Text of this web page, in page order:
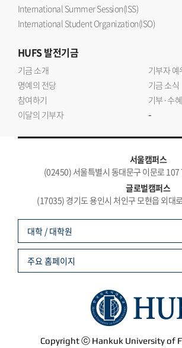
International Summer Session(ISS)
International Student Organization(ISO)
HUFS발전기금
기금 소개
기부자 예
명예의 전당
기금 소식
참여하기
기부·수
이달의 기부자
-
서울캠퍼스
(02450) 서울특별시 동대문구 이문로
글로벌캠퍼스
(17035) 경기도 용인시 처인구 모현읍 외
Copyright ⓒ Hankuk University of
대학 / 대학원
주요 홈페이지